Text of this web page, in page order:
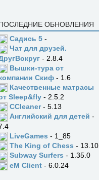
ОБНОВЛЕНИЯ
Садись 5 -
Чат для друзей.
- 2.8.4
Вышки-тура от
Скиф - 1.6
Качественные матрасы
Sleep&fly - 2.5.2
CCleaner- 5.13
Английский для детей -
LiveGames - 1_85
The King of Chess - 13.10
Subway Surfers - 1.35.0
eM Client - 6.0.24